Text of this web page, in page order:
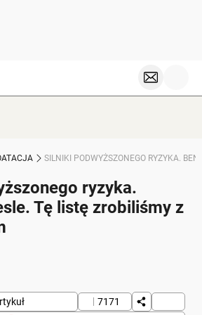
SILNIKI PODWYŻSZONEGO RYZYKA.
ryzyka.
Tę listę zrobiliśmy z
7171